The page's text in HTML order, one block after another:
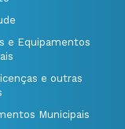
e Equipamentos
e outras
Municipais